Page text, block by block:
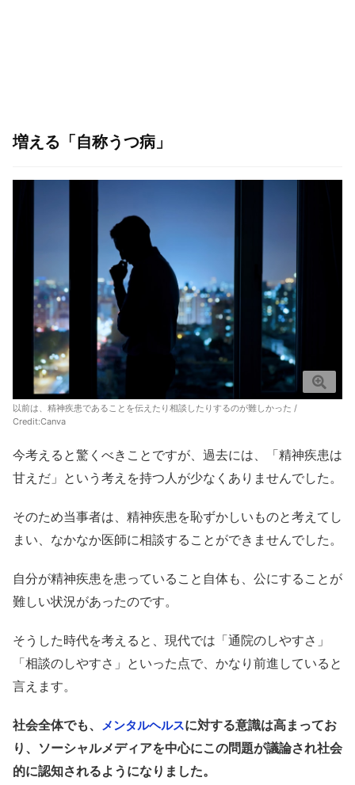
増える「自称うつ病」
以前は、精神疾患であることを伝えたり相談したりするのが難しかった /
Credit:Canva
今考えると驚くべきことですが、過去には、「精神疾患は
甘えだ」という考えを持つ人が少なくありませんでした。
そのため当事者は、精神疾患を恥ずかしいものと考えてし
まい、なかなか医師に相談することができませんでした。
自分が精神疾患を患っていること自体も、公にすることが
難しい状況があったのです。
そうした時代を考えると、現代では「通院のしやすさ」
「相談のしやすさ」といった点で、かなり前進していると
言えます。
社会全体でも、 メンタルヘルスに対する意識は高まってお
り、ソーシャルメディアを中心にこの問題が議論され社会
的に認知されるようになりました。